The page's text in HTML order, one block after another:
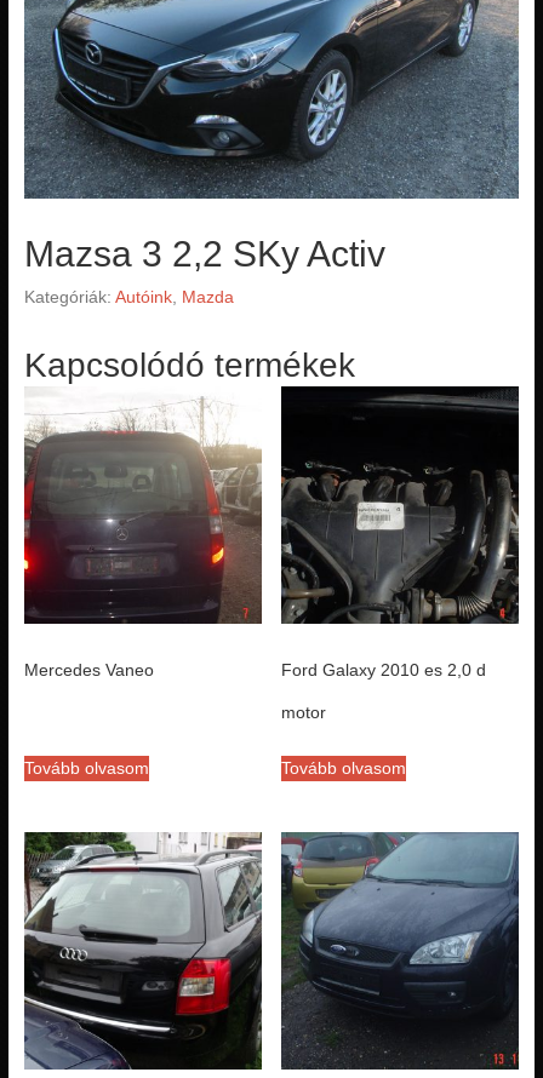
Mazsa 3 2,2 SKy Activ
Kategóriák: Autóink, Mazda
Kapcsolódó termékek
Mercedes Vaneo
Tovább olvasom
Ford Galaxy 2010 es 2,0 d
motor
Tovább olvasom